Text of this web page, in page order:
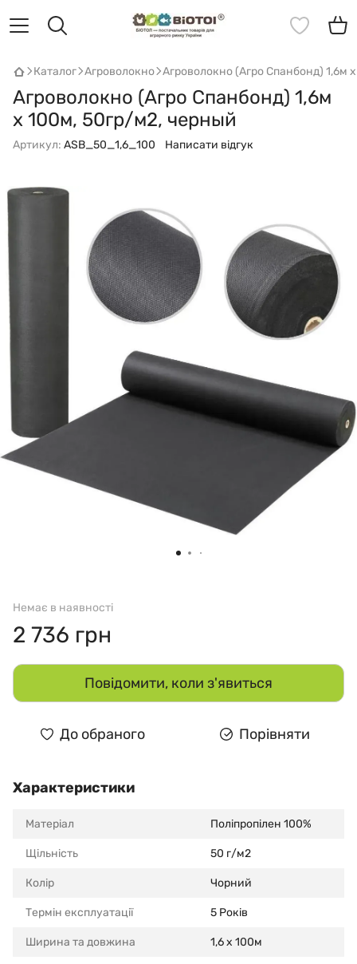
Каталог Агроволокно Агроволокно (Агро Спанбонд) 1,6м
Агроволокно (Агро Спанбонд) 1,6м
х 100м, 50гр/м2, черный
Артикул: ASB_50_1,6_100 Написати відгук
Немає в наявності
2 736 грн
Повідомити, коли з'явиться
До обраного Порівняти
Характеристики
Матеріал Поліпропілен 100%
Щільність 50 г/м2
Колір Чорний
Термін експлуатації 5 Років
Ширина та довжина 1,6 x 100м